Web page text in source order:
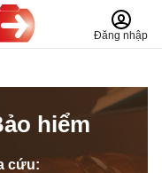
Đăng nhập
hiểm
cứu: